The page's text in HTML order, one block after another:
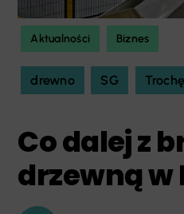
Aktualności Biznes
drewno SG
Co dalej z
drzewną w